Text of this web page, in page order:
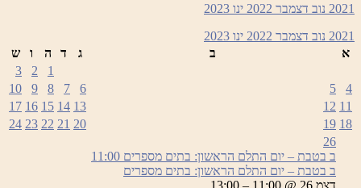
התלם
מספרים
2021 נוב דצמבר 2022 ינו 2023
2021 נוב דצמבר 2022 ינו 2023
א
ב ג ד ה ו
ש
1
2
3
4
5
6
7
8
9
10
11
12
13
14
15
16
17
18
19
20
21
22
23
24
26
ב בטבת – יום התלם הראשון: בתים מספרים 11:00
ב בטבת – יום התלם הראשון: בתים מספרים
דצמ 26 @ 11:00 – 13:00